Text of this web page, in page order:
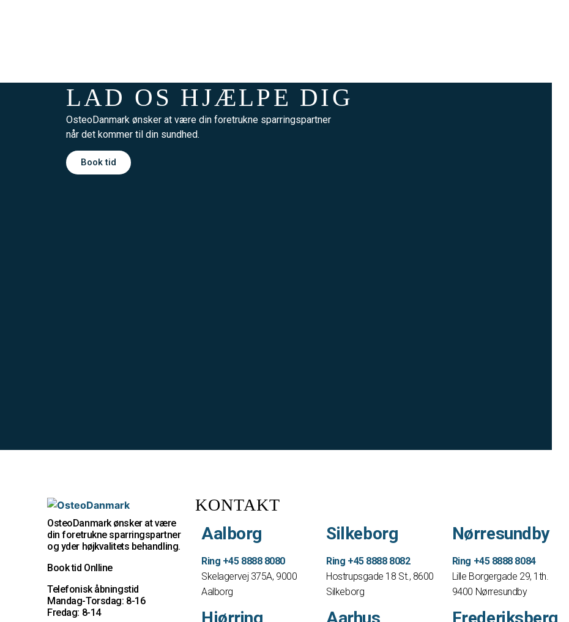
LAD OS HJÆLPE DIG
OsteoDanmark ønsker at være din foretrukne sparringspartner
når det kommer til din sundhed.
Book tid
OsteoDanmark ønsker at være
din foretrukne sparringspartner
og yder højkvalitets behandling.
Book tid Onlline
Telefonisk åbningstid
Mandag-Torsdag: 8-16
Fredag: 8-14
KONTAKT
Aalborg
Ring +45 8888 8080
Skelagervej 375A, 9000
Aalborg
Silkeborg
Ring +45 8888 8082
Hostrupsgade 18 St., 8600
Silkeborg
Nørresundby
Ring +45 8888 8084
Lille Borgergade 29, 1th.
9400 Nørresundby